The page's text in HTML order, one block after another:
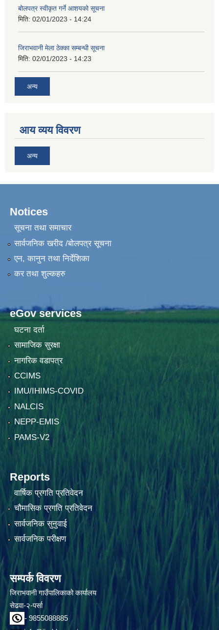
बोलपत्र स्वीकृत गर्ने आशयको सूचना
मिति: 02/01/2023 - 14:24
जिराभवानी मेला ठेक्का सम्बन्धी सूचना
मिति: 02/01/2023 - 14:23
अन्य
आय व्यय विवरण
अन्य
Notices
सूचना तथा समाचार
सार्वजनिक खरीद /बोलपत्र सूचना
एन, कानुन तथा निर्देशिका
कर तथा शुल्कहरु
eGov services
घटना दर्ता
सामाजिक सुरक्षा
नागरिक वडापत्र
CCIMS
IMU/IHIMS-COVID
NALCIS
NEPP-EMIS
PAMS-V2
Reports
वार्षिक प्रगति प्रतिवेदन
चौमासिक प्रगति प्रतिवेदन
सार्वजनिक सुनुवाई
सार्वजनिक परीक्षण
सम्पर्क विवरण
जिराभवानी गाउँपालिकाको कार्यालय
सेढवा-२-पर्सा
- 9855088885